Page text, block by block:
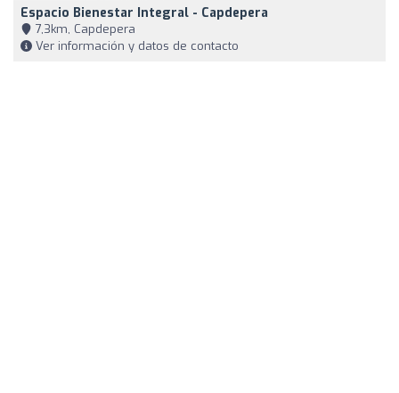
Espacio Bienestar Integral - Capdepera
7,3km, Capdepera
Ver información y datos de contacto